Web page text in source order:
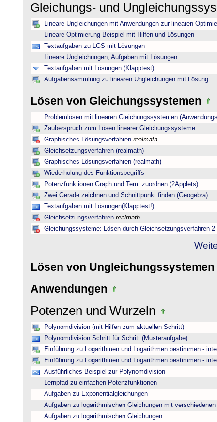
Gleichungs- und
Lineare Ungleichungen mit Anwendungen zur linearen
Lineare Optimierung Beispiel mit Hilfen und Lösungen
Textaufgaben zu LGS mit Lösungen
Lineare Ungleichungen, Aufgaben mit Lösungen
Textaufgaben mit Lösungen (Klapptest)
Aufgabensammlung zu linearen Ungleichungen mit Lösung
Lösen von Gleichungssystemen
Problemlösen mit linearen Gleichungssystemen
Zauberspruch zum Lösen linearer Gleichungssysteme
Graphisches Lösungsverfahren realmath
Gleichsetzungsverfahren (realmath)
Graphisches Lösungsverfahren (realmath)
Wiederholung des Funktionsbegriffs
Potenzfunktionen:Graph und Term zuordnen (2Applets)
Zwei Gerade zeichnen und Schnittpunkt finden (Geogebra)
Textaufgaben mit Lösungen(Klapptest!)
Gleichsetzungsverfahren realmath
Gleichungssysteme: Lösen durch Gleichsetzungsverfahren 2
Lösen von Ungleichungssystemen
Anwendungen
Potenzen und Wurzeln
Polynomdivision (mit Hilfen zum aktuellen Schritt)
Polynomdivision Schritt für Schritt (Musteraufgabe)
Einführung zu Logarithmen und Logarithmen bestimmen -
Einführung zu Logarithmen und Logarithmen bestimmen -
Ausführliches Beispiel zur Polynomdivision
Lernpfad zu einfachen Potenzfunktionen
Aufgaben zu Exponentialgleichungen
Aufgaben zu logarithmischen Gleichungen mit verschiedenen
Aufgaben zu logarithmischen Gleichungen